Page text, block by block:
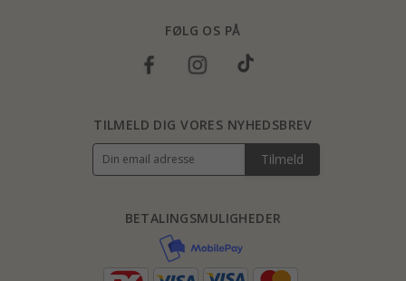
FØLG OS PÅ
BETALINGSMULIGHEDER
TILMELD DIG VORES NYHEDSBREV
Tilmeld